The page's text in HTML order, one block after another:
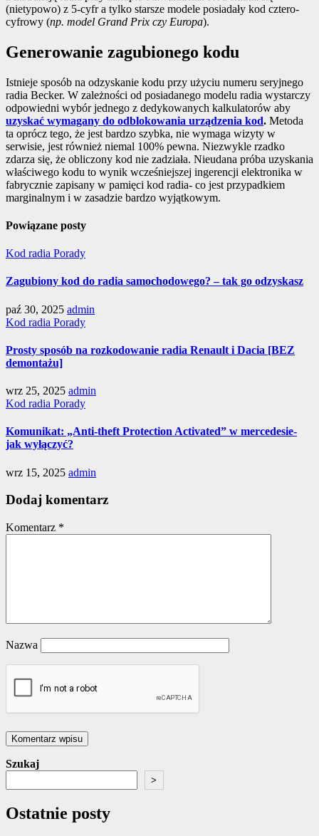
(nietypowo) z 5-cyfr a tylko starsze modele posiadały kod cztero-
cyfrowy (np. model Grand Prix czy Europa).
Generowanie zagubionego kodu
Istnieje sposób na odzyskanie kodu przy użyciu numeru seryjnego
radia Becker. W zależności od posiadanego modelu radia wystarczy
odpowiedni wybór jednego z dedykowanych kalkulatorów aby
uzyskać wymagany do odblokowania urządzenia kod. Metoda
ta oprócz tego, że jest bardzo szybka, nie wymaga wizyty w
serwisie, jest również niemal 100% pewna. Niezwykle rzadko
zdarza się, że obliczony kod nie zadziała. Nieudana próba uzyskania
właściwego kodu to wynik wcześniejszej ingerencji elektronika w
fabrycznie zapisany w pamięci kod radia- co jest przypadkiem
marginalnym i w zasadzie bardzo wyjątkowym.
Nawigacja
Powiązane posty
Kod radia Porady
Zagubiony kod do radia samochodowego? – tak go odzyskasz
paź 30, 2025 admin
Kod radia Porady
Prosty sposób na rozkodowanie radia Renault i Dacia [BEZ
demontażu]
wrz 25, 2025 admin
Kod radia Porady
Komunikat: „Anti-theft Protection Activated” w mercedesie-
jak wyłączyć?
wrz 15, 2025 admin
Dodaj komentarz
Komentarz *
Nazwa
Szukaj
>
Ostatnie posty